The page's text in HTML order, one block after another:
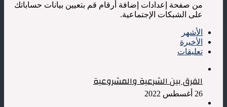
من صفحة إعدادات إضافة أرقام قم بتعيين بيانات حساباتك
على الشبكات الإجتماعية.
الأشهر
الأخيرة
تعليقات
الفرق بين الشرعية والمشروعية
26 أغسطس 2022